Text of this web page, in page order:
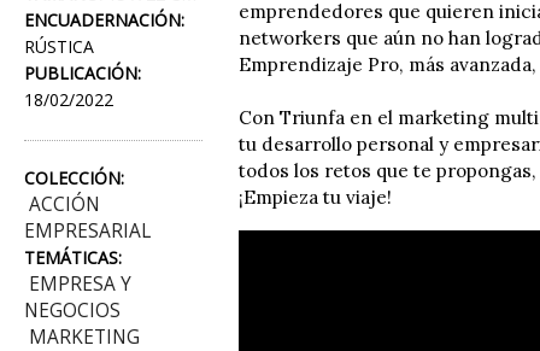
ENCUADERNACIÓN:
RÚSTICA
PUBLICACIÓN:
18/02/2022
COLECCIÓN:
ACCIÓN
EMPRESARIAL
TEMÁTICAS:
EMPRESA Y
NEGOCIOS
MARKETING
emprendedores que quieren
networkers que aún no han
Emprendizaje Pro, más
Con Triunfa en el marketing
tu desarrollo personal y
todos los retos que te
¡Empieza tu viaje!